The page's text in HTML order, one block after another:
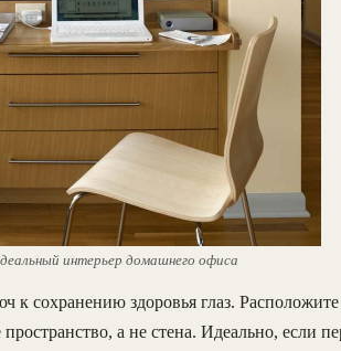
интерьер домашнего офиса
к сохранению здоровья глаз.
а не стена. Идеально, если